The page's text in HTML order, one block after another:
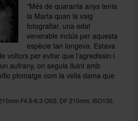
"Més de quaranta anys tenia
la Marta quan la vaig
fotografiar, una edat
venerable inclús per aquesta
espècie tan longeva. Estava
voltors per evitar que l'agredissin i
aufrany, on seguia lluint amb
plomatge com la vella dama que
F4.5-6.3 OSS, DF 210mm, ISO100,